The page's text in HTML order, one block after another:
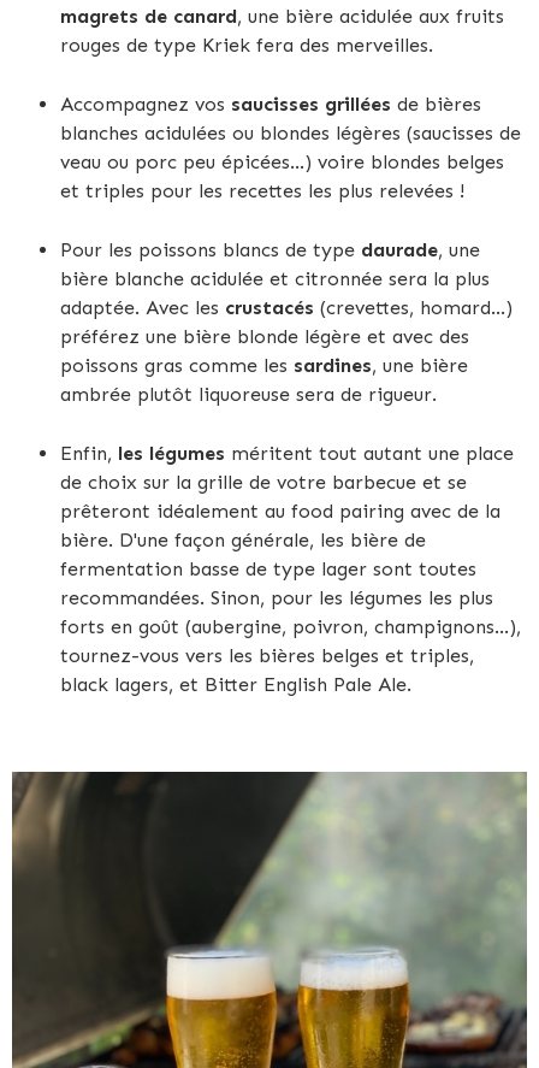
magrets de canard, une bière acidulée aux fruits
rouges de type Kriek fera des merveilles.
Accompagnez vos saucisses grillées de bières
blanches acidulées ou blondes légères (saucisses de
veau ou porc peu épicées...) voire blondes belges
et triples pour les recettes les plus relevées !
Pour les poissons blancs de type daurade, une
bière blanche acidulée et citronnée sera la plus
adaptée. Avec les crustacés (crevettes, homard...)
préférez une bière blonde légère et avec des
poissons gras comme les sardines, une bière
ambrée plutôt liquoreuse sera de rigueur.
Enfin, les légumes méritent tout autant une place
de choix sur la grille de votre barbecue et se
prêteront idéalement au food pairing avec de la
bière. D'une façon générale, les bière de
fermentation basse de type lager sont toutes
recommandées. Sinon, pour les légumes les plus
forts en goût (aubergine, poivron, champignons...),
tournez-vous vers les bières belges et triples,
black lagers, et Bitter English Pale Ale.